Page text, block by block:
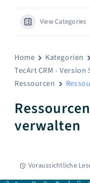
View Categories
Home
Kategorien
TecArt CRM -
Ressourcen
verwalten
Voraussichtliche